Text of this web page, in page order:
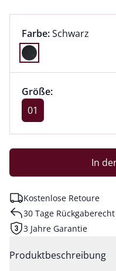
Farbauswahl:
Farbe:aktuell
Schwarz
Farbe Schwarz
Größenauswahl:
Größe:
Größe 01 ausgewählt
01
In
Kostenlose Retoure
30 Tage Rückgaberecht
3 Jahre Garantie
Produktbeschreibung